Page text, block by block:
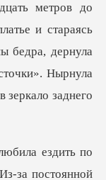
метров до
и стараясь
бедра, дернула